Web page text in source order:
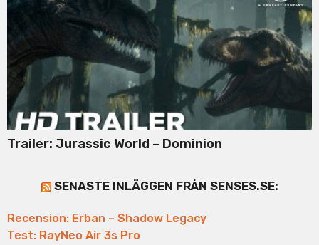
Trailer: Jurassic World – Dominion
SENASTE INLÄGGEN FRÅN SENSES.SE:
Recension: Erban – Shadow Legacy
Test: RayNeo Air 3s Pro